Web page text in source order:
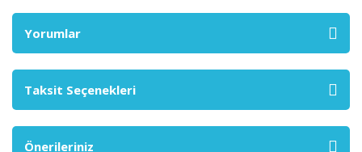
Yorumlar
Taksit Seçenekleri
Önerileriniz